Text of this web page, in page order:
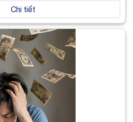
Chi tiết